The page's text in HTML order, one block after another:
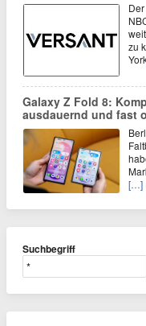
zu
Galaxy Z Fold 8:
ausdauernd und fast
[…]
Suchbegriff